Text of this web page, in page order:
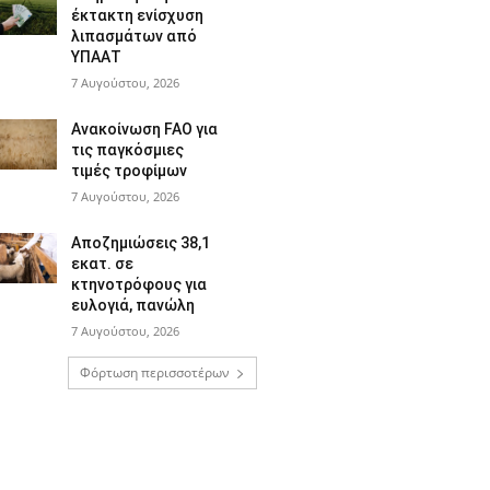
έκτακτη ενίσχυση
λιπασμάτων από
ΥΠΑΑΤ
7 Αυγούστου, 2026
Ανακοίνωση FAO για
τις παγκόσμιες
τιμές τροφίμων
7 Αυγούστου, 2026
Αποζημιώσεις 38,1
εκατ. σε
κτηνοτρόφους για
ευλογιά, πανώλη
7 Αυγούστου, 2026
Φόρτωση περισσοτέρων